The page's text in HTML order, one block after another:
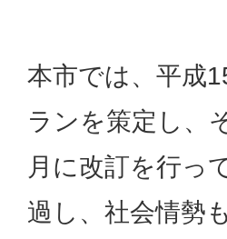
本市では、平成
ランを策定し、
月に改訂を行っ
過し、社会情勢